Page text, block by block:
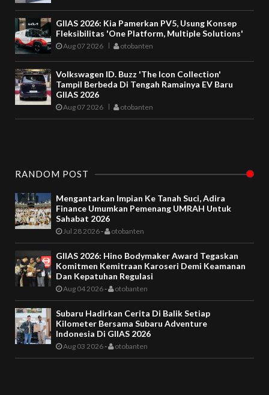
GIIAS 2026: Kia Pamerkan PV5, Usung Konsep
Fleksibilitas 'One Platform, Multiple Solutions'
Aug 07 2026 otobanten
Volkswagen ID. Buzz 'The Icon Collection'
Tampil Berbeda Di Tengah Ramainya EV Baru
GIIAS 2026
Aug 07 2026 otobanten
RANDOM POST
Mengantarkan Impian Ke Tanah Suci, Adira
Finance Umumkan Pemenang UMRAH Untuk
Sahabat 2026
Jul 28 2026- otobanten
GIIAS 2026: Hino Bodymaker Award Tegaskan
Komitmen Kemitraan Karoseri Demi Keamanan
Dan Kepatuhan Regulasi
Aug 04 2026- otobanten
Subaru Hadirkan Cerita Di Balik Setiap
Kilometer Bersama Subaru Adventure
Indonesia Di GIIAS 2026
Aug 03 2026- otobanten